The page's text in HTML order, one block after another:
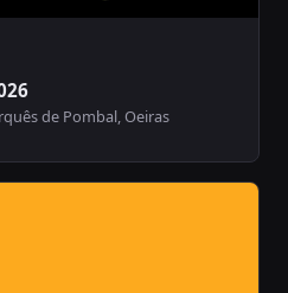
de Pombal, Oeiras